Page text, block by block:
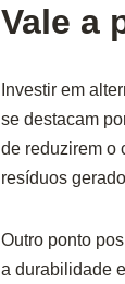
Vale a
Investir em
se destacam
de reduzirem o
resíduos
Outro ponto
a durabilidade